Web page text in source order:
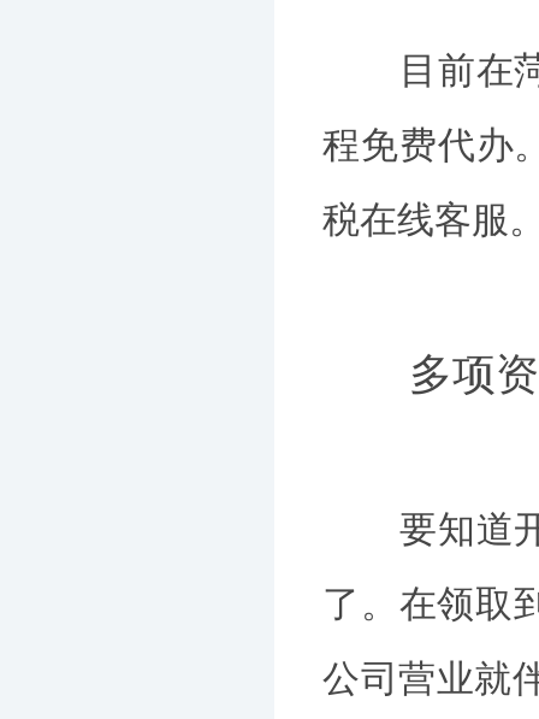
目前在菏
程免费代办
税在线客服
多项资
要知道开
了。在领取
公司营业就